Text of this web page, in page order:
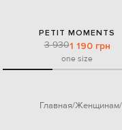
PETIT MOMENTS
3 9301 190 грн
one size
Главная Женщинам